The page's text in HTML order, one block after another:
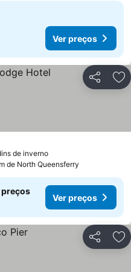
Ver preços
Partilhar
de invernoVer preços
preços
de North Queensferry
preços
Ver preços
Partilhar